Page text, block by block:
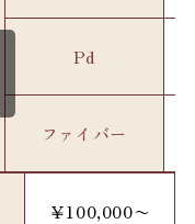
Pd
ファイバー
￥100,000〜